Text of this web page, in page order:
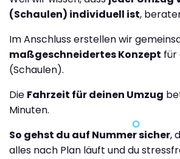
(Schaulen) individuell ist,
Im Anschluss erstellen wir
maßgeschneidertes Konzept für
(Schaulen).
Die Fahrzeit für deinen Umzug
Minuten.
So gehst du auf Nummer sicher,
alles nach Plan läuft und du